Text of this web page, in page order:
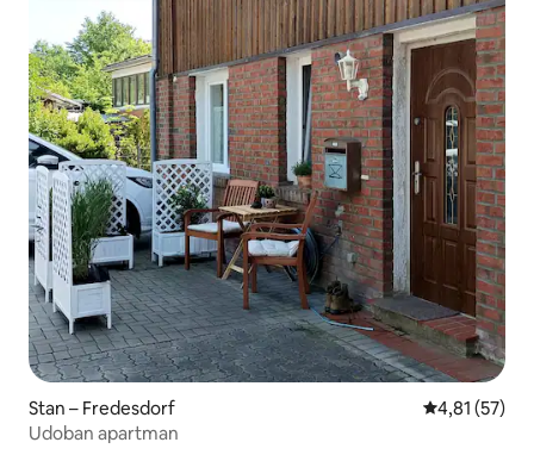
Stan – Fredesdorf Prosječna
4,81 (57)
Udoban apartman